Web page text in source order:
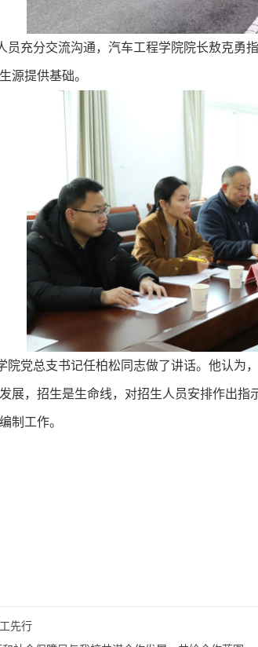
员充分交流沟通，汽车工程学院院长敖克勇
源提供基础。
院党总支书记任柏松同志做了讲话。他认为
展，招生是生命线，对招生人员安排作出
制工作。
先行